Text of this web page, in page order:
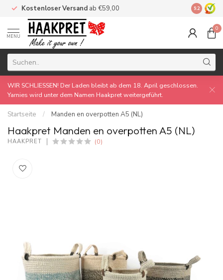
Kostenloser Versand ab €59,00 Made by
9.2
MENU
0
WIR SCHLIESSEN! Der Laden bleibt ab dem 18. April geschlossen.
Yarnies wird unter dem Namen Haakpret weitergeführt.
Startseite / Manden en overpotten A5 (NL)
Haakpret Manden en overpotten A5 (NL)
HAAKPRET (0)